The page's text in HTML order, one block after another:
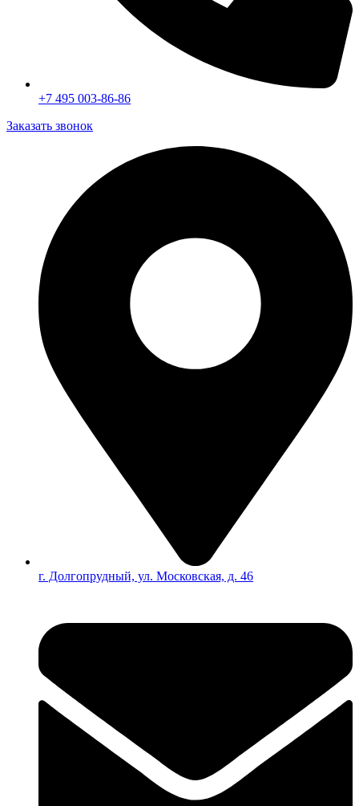
Замена заднего сайлентблока автомобиля Вольво
Замена головки блока цилиндров (ГЕЦ)
Диагностика турбины двигателя Вольво
Диагностика двигателя Вольво (Volvo) в Москве
Отключение системы Start/Stop Вольво
Активация штатной навигации Вольво с пробками (TMC) и
отображением информации на приборной панели
+7 495 003-86-86
Заказать звонок
г. Долгопрудный, ул. Московская, д. 46